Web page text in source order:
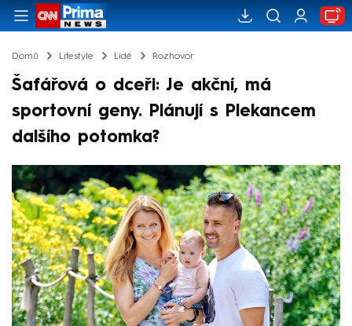
Domů Lifestyle Lidé Rozhovor
Šafářová o dceři: Je akční, má
sportovní geny. Plánují s Plekancem
dalšího potomka?